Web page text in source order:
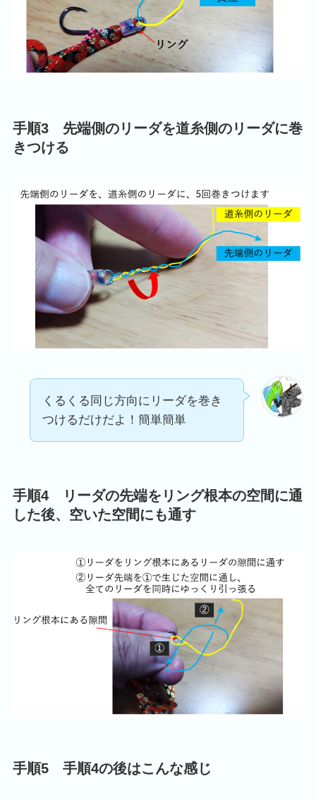
手順3 先端側のリーダを道糸側のリーダに巻
きつける
くるくる同じ方向にリーダを巻き
つけるだけだよ！簡単簡単
手順4 リーダの先端をリング根本の空間に通
した後、空いた空間にも通す
手順5 手順4の後はこんな感じ